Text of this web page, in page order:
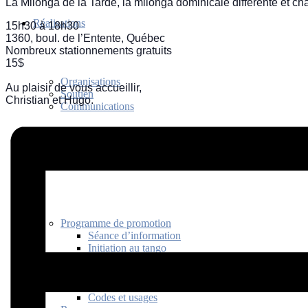
Réalisations
Organisations
Soutien
Communications
Programme de promotion
Séance d’information
Initiation au tango
Codes et usages
15h30 à 18h30
1360, boul. de l’Entente, Québec
Nombreux stationnements gratuits
15$
Au plaisir de vous accueillir,
Christian et Hugo.